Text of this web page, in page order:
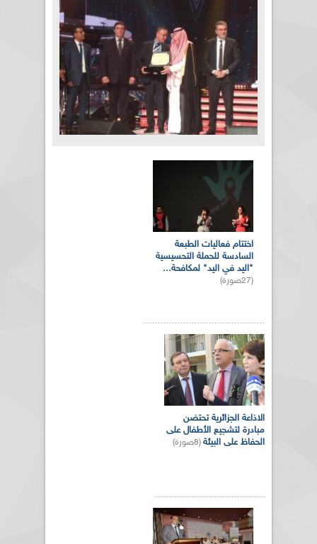
العربي للإذاعة والتلفزيون بتونس
المزيد من الصور
اختتام فعاليات الطبعة
السادسة للحملة التحسيسية
"اليد في اليد" لمكافحة...
(27صورة)
الاذاعة الجزائرية تحتضن
مبادرة لتشجيع الأطفال على
الحفاظ على البيئة (8صورة)
الصفحات